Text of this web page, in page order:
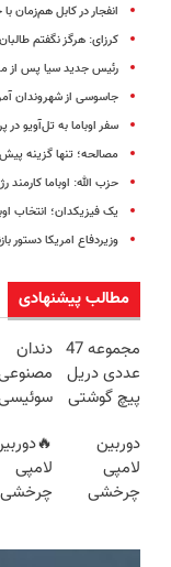
انفجار در کابل هم‌زمان
کرزای: هرگز نگفتم
رئیس جدید سیا پس از
جاسوسی از شهروندان
سفر اوباما به تل‌آویو در
مصالحه؛ تنها گزینه
حزب الله: اوباما
یک فیزیکدان؛ انتخاب
وزیردفاع امریکا دستور
مطالب پیشنهادی
مجموعه 47
عددی دریل
پیچ گوشتی
(تخفیف به
مدت
محدود)
دندان
فناوری
اروپا،
و مقاوم |
قسطی
دوربین
لامپی
چرخشی
لامپی
چرخشی